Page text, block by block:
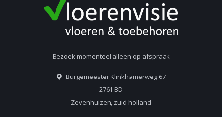
Bezoek momenteel alleen op afspraak
Burgemeester Klinkhamerweg 67
2761 BD
Zevenhuizen, zuid holland